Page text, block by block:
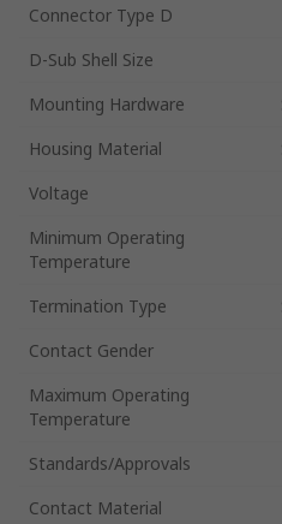
Connector Type D
D-Sub Shell Size
Mounting Hardware
Housing Material
Voltage
Minimum Operating
Temperature
Termination Type
Contact Gender
Maximum Operating
Temperature
Standards/Approvals
Contact Material